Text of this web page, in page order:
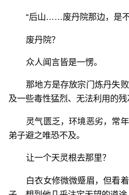
“后山……废丹院那边，是
废丹院？
众人闻言皆是一愣。
那地方是存放宗门炼丹失
及一些毒性猛烈、无法利用的残
灵气匮乏，环境恶劣，常
弟子避之唯恐不及。
让一个天灵根去那里？
白衣女修微微蹙眉，但看